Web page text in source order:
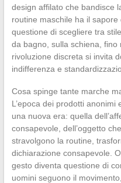
design affilato che bandisce
routine maschile ha il
questione di scegliere tra
da bagno, sulla schiena,
rivoluzione discreta si invita
indifferenza e
Cosa spinge tante marche
L’epoca dei prodotti
una nuova era: quella
consapevole, dell’oggetto
stravolgono la routine,
dichiarazione consapevole.
gesto diventa questione di
uomini seguono il